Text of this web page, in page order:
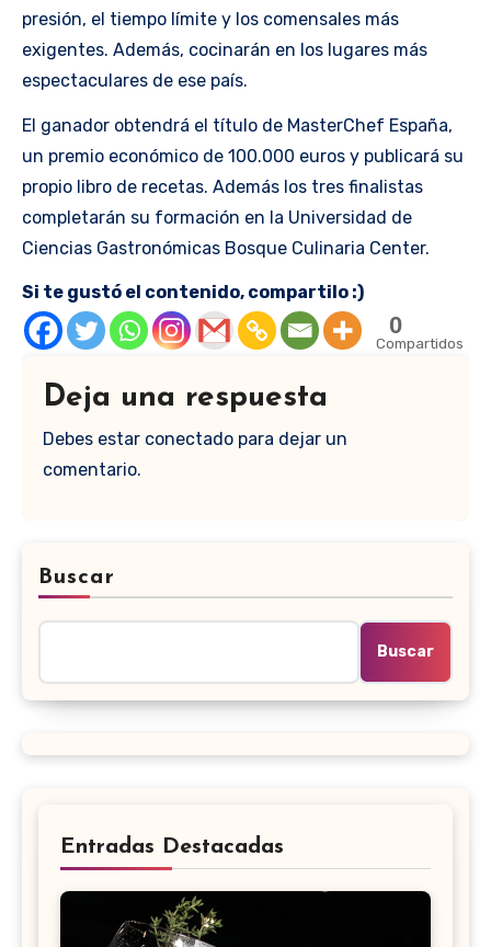
presión, el tiempo límite y los comensales más
exigentes. Además, cocinarán en los lugares más
espectaculares de ese país.
El ganador obtendrá el título de MasterChef España,
un premio económico de 100.000 euros y publicará su
propio libro de recetas. Además los tres finalistas
completarán su formación en la Universidad de
Ciencias Gastronómicas Bosque Culinaria Center.
Si te gustó el contenido, compartilo :)
0
Compartidos
Deja una respuesta
Debes estar conectado para dejar un
comentario.
Buscar
Buscar
Entradas Destacadas